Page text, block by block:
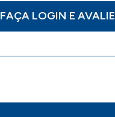
FAÇA LOGIN E AVALIE